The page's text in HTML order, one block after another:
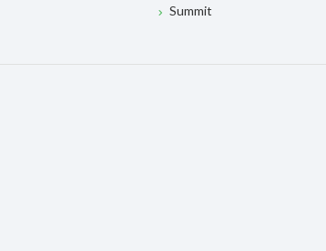
Summit